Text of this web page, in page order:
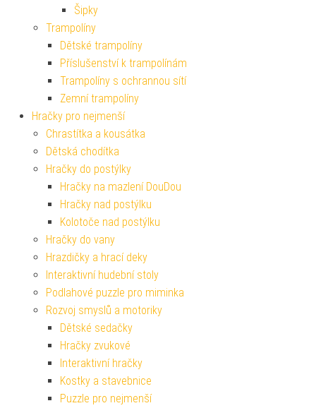
Šipky
Trampolíny
Dětské trampolíny
Příslušenství k trampolínám
Trampolíny s ochrannou sítí
Zemní trampolíny
Hračky pro nejmenší
Chrastítka a kousátka
Dětská chodítka
Hračky do postýlky
Hračky na mazlení DouDou
Hračky nad postýlku
Kolotoče nad postýlku
Hračky do vany
Hrazdičky a hrací deky
Interaktivní hudební stoly
Podlahové puzzle pro miminka
Rozvoj smyslů a motoriky
Dětské sedačky
Hračky zvukové
Interaktivní hračky
Kostky a stavebnice
Puzzle pro nejmenší